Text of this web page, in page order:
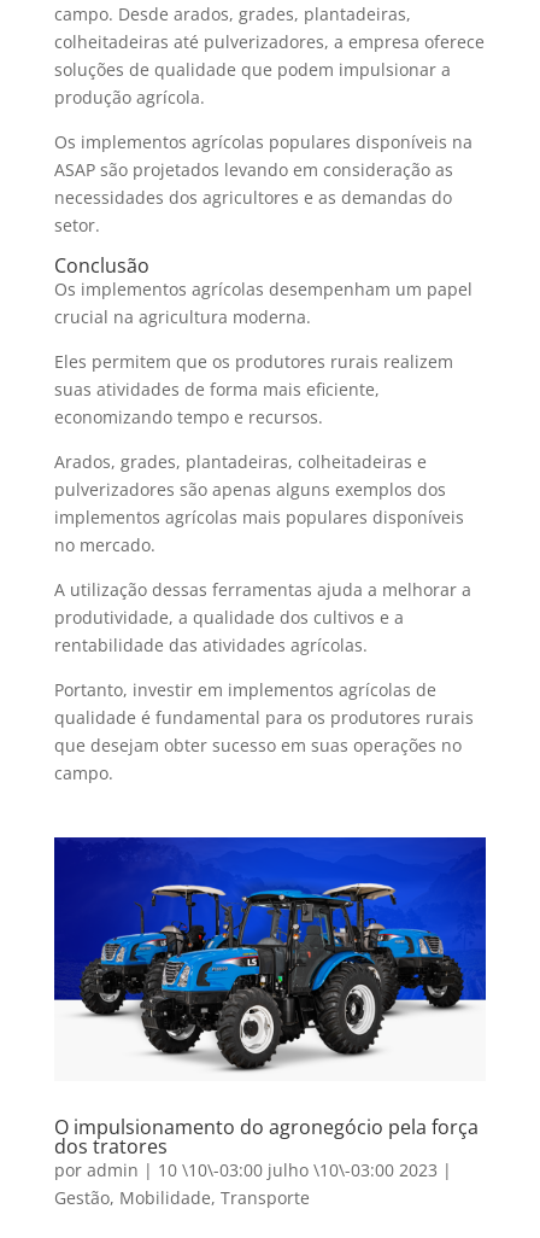
campo. Desde arados, grades, plantadeiras,
colheitadeiras até pulverizadores, a empresa oferece
soluções de qualidade que podem impulsionar a
produção agrícola.
Os implementos agrícolas populares disponíveis na
ASAP são projetados levando em consideração as
necessidades dos agricultores e as demandas do
setor.
Conclusão
Os implementos agrícolas desempenham um papel
crucial na agricultura moderna.
Eles permitem que os produtores rurais realizem
suas atividades de forma mais eficiente,
economizando tempo e recursos.
Arados, grades, plantadeiras, colheitadeiras e
pulverizadores são apenas alguns exemplos dos
implementos agrícolas mais populares disponíveis
no mercado.
A utilização dessas ferramentas ajuda a melhorar a
produtividade, a qualidade dos cultivos e a
rentabilidade das atividades agrícolas.
Portanto, investir em implementos agrícolas de
qualidade é fundamental para os produtores rurais
que desejam obter sucesso em suas operações no
campo.
O impulsionamento do agronegócio pela força
dos tratores
por admin | 10 \10\-03:00 julho \10\-03:00 2023 |
Gestão, Mobilidade, Transporte